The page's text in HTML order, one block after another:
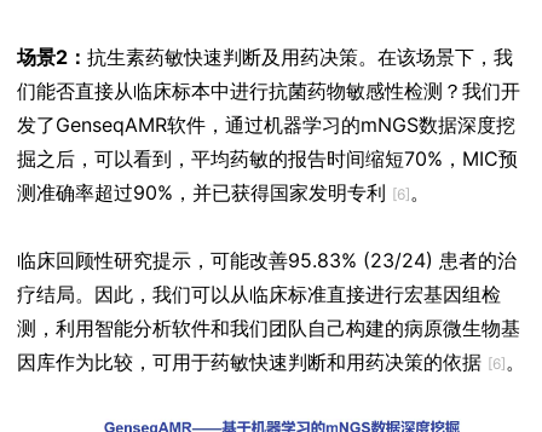
场景2： 抗生素药敏快速判断及用药决策。在该场景下，我
们能否直接从临床标本中进行抗菌药物敏感性检测？我们开
发了GenseqAMR软件，通过机器学习的mNGS数据深度挖
掘之后，可以看到，平均药敏的报告时间缩短70%，MIC预
测准确率超过90%，并已获得国家发明专利 [6] 。
临床回顾性研究提示，可能改善95.83% (23/24) 患者的治
疗结局。因此，我们可以从临床标准直接进行宏基因组检
测，利用智能分析软件和我们团队自己构建的病原微生物基
因库作为比较，可用于药敏快速判断和用药决策的依据 [6] 。